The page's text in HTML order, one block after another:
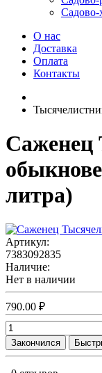
Садово-
О нас
Доставка
Оплата
Контакты
Саженец
литра)
Артикул:
7383092835
Наличие:
Нет в наличии
790.00 ₽
Закончился